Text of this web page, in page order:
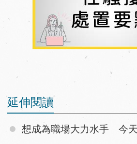
延伸閱讀
想成為職場大力水手 今